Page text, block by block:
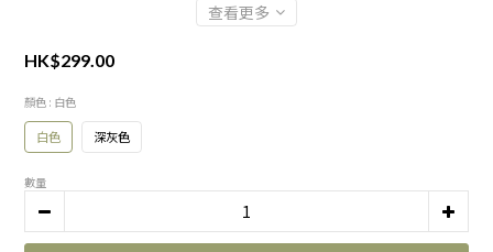
查看更多
HK$299.00
顏色 : 白色
白色 深灰色
數量